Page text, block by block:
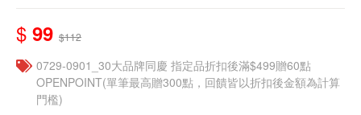
$ 99 $112
0729-0901_30大品牌同慶 指定品折扣後滿$499贈60點
OPENPOINT(單筆最高贈300點，回饋皆以折扣後金額為計算
門檻)